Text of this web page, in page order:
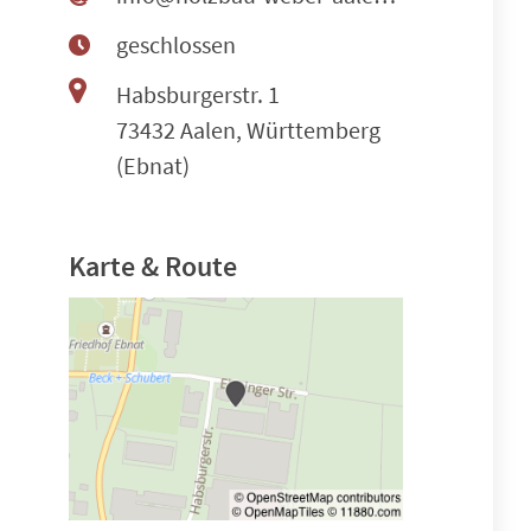
geschlossen
Habsburgerstr. 1
73432 Aalen, Württemberg
(Ebnat)
Karte & Route